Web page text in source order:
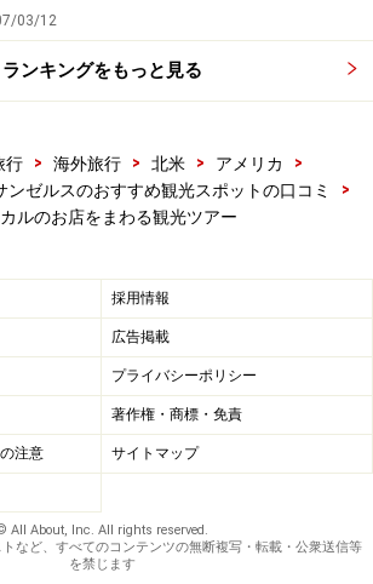
03/12
ランキングをもっと見る
行 > 海外旅行 > 北米 > アメリカ
>
ンゼルスのおすすめ観光スポットの口コミ
>
ルのお店をまわる観光ツアー
採用情報
広告掲載
プライバシーポリシー
著作権・商標・免責
注意 サイトマップ
All About, Inc. All rights reserved.
など、すべてのコンテンツの無断複写・転載・公衆送信等
を禁じます